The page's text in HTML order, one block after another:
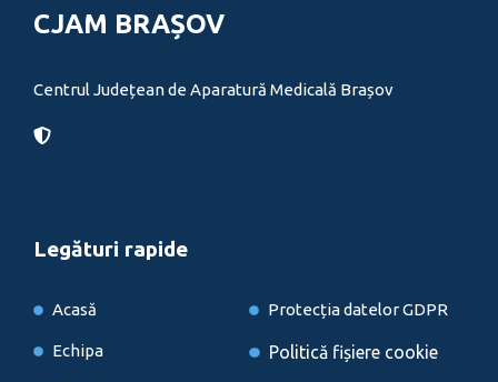
CJAM BRAȘOV
Centrul Județean de Aparatură Medicală Brașov
Legături rapide
Acasă
Echipa
Protecția datelor GDPR
Politică fișiere cookie